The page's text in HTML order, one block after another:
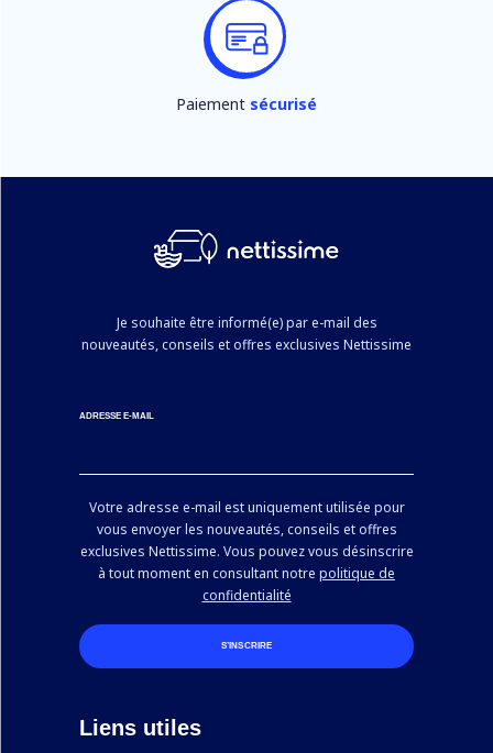
Paiement sécurisé
Je souhaite être informé(e) par e-mail des
nouveautés, conseils et offres exclusives Nettissime
ADRESSE E-MAIL
Votre adresse e-mail est uniquement utilisée pour
vous envoyer les nouveautés, conseils et offres
exclusives Nettissime. Vous pouvez vous désinscrire
à tout moment en consultant notre politique de
confidentialité
S’INSCRIRE
Liens utiles